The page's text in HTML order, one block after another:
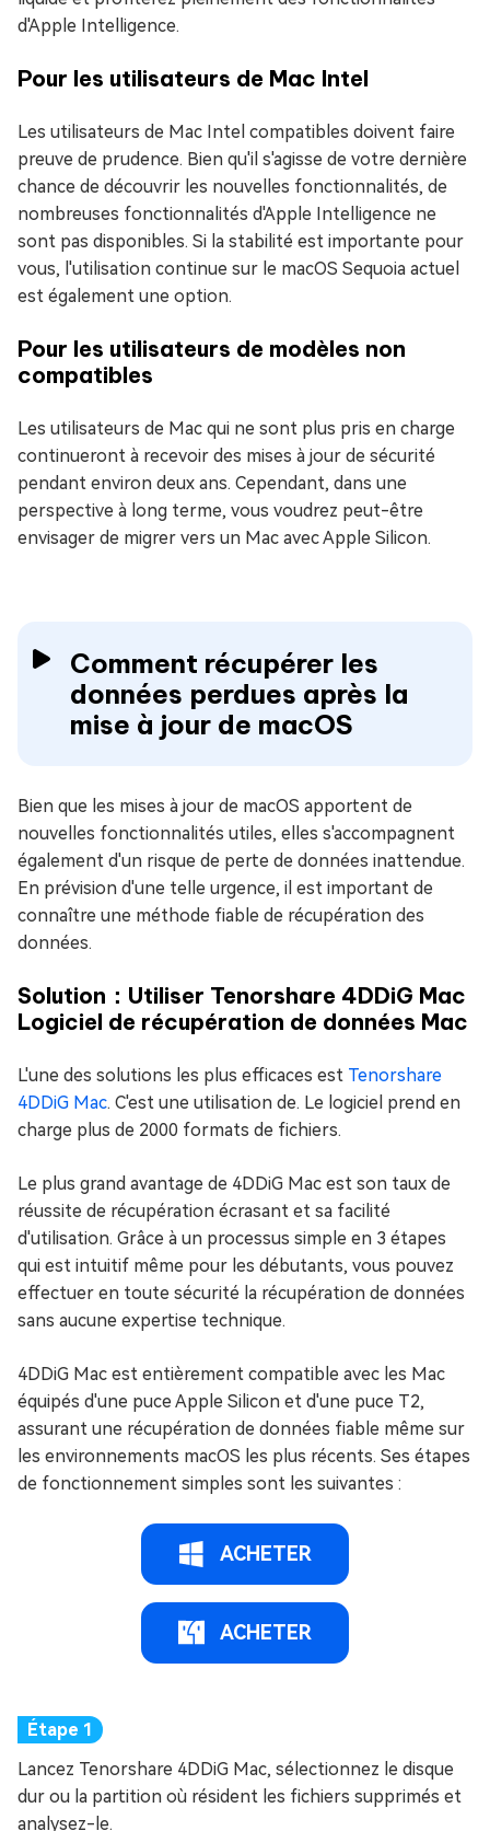
d'Apple Intelligence.
Pour les utilisateurs de Mac Intel
Les utilisateurs de Mac Intel compatibles doivent faire
preuve de prudence. Bien qu'il s'agisse de votre dernière
chance de découvrir les nouvelles fonctionnalités, de
nombreuses fonctionnalités d'Apple Intelligence ne
sont pas disponibles. Si la stabilité est importante pour
vous, l'utilisation continue sur le macOS Sequoia actuel
est également une option.
Pour les utilisateurs de modèles non
compatibles
Les utilisateurs de Mac qui ne sont plus pris en charge
continueront à recevoir des mises à jour de sécurité
pendant environ deux ans. Cependant, dans une
perspective à long terme, vous voudrez peut-être
envisager de migrer vers un Mac avec Apple Silicon.
Comment récupérer les
données perdues après la
mise à jour de macOS
Bien que les mises à jour de macOS apportent de
nouvelles fonctionnalités utiles, elles s'accompagnent
également d'un risque de perte de données inattendue.
En prévision d'une telle urgence, il est important de
connaître une méthode fiable de récupération des
données.
Solution：Utiliser Tenorshare 4DDiG Mac
Logiciel de récupération de données Mac
L'une des solutions les plus efficaces est Tenorshare
4DDiG Mac. C'est une utilisation de. Le logiciel prend en
charge plus de 2000 formats de fichiers.
Le plus grand avantage de 4DDiG Mac est son taux de
réussite de récupération écrasant et sa facilité
d'utilisation. Grâce à un processus simple en 3 étapes
qui est intuitif même pour les débutants, vous pouvez
effectuer en toute sécurité la récupération de données
sans aucune expertise technique.
4DDiG Mac est entièrement compatible avec les Mac
équipés d'une puce Apple Silicon et d'une puce T2,
assurant une récupération de données fiable même sur
les environnements macOS les plus récents. Ses étapes
de fonctionnement simples sont les suivantes :
ACHETER
ACHETER
Lancez Tenorshare 4DDiG Mac, sélectionnez le disque
dur ou la partition où résident les fichiers supprimés et
analysez-le.